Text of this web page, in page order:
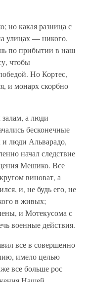
но какая разница с
улицах — никого,
по прибытии в наш
чтобы
Но Кортес,
и монарх скорбно
а люди
бесконечные
и люди Альварадо,
начал следствие
Мешико. Все
виноват, а
и, не будь его, не
в живых;
и Мотекусома с
военные действия.
все в совершенно
имело целью
все больше рос